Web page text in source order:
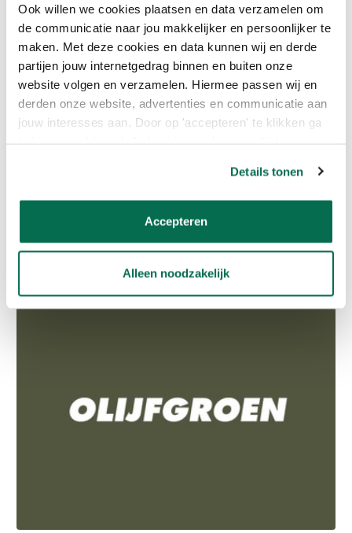
Ook willen we cookies plaatsen en data verzamelen om
de communicatie naar jou makkelijker en persoonlijker te
maken. Met deze cookies en data kunnen wij en derde
partijen jouw internetgedrag binnen en buiten onze
website volgen en verzamelen. Hiermee passen wij en
derden onze website, advertenties en communicatie aan
jouw interesses aan. Door op 'accepteren' te klikken ga
Details tonen
Accepteren
Alleen noodzakelijk